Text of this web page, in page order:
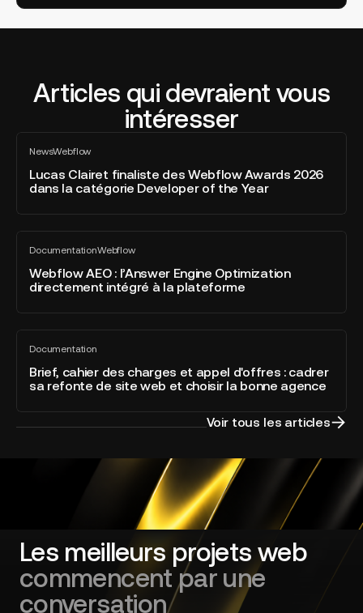
Articles qui devraient vous
intéresser
NewsWebflow
Tout
voir
Lucas Clairet finaliste des Webflow Awards 2026
dans la catégorie Developer of the Year
Lucas
Clairet
finaliste
des
dans
catégorie
Developer
of
the
DocumentationWebflow
Tout
voir
Webflow AEO : l’Answer Engine Optimization
directement intégré à la plateforme
Webflow
AEO
l’Answer
intégré
plateforme
Documentation
Tout
voir
Brief, cahier des charges et appel d'offres : cadrer
sa refonte de site web et choisir la bonne agence
Brief,
cahier
des
charges
site
web
et
choisir
la
Voir tous les articles
Les meilleurs projets web
commencent par une
conversation